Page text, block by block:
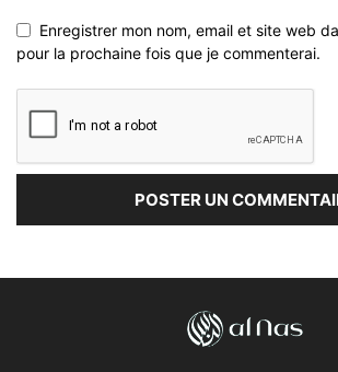
Enregistrer mon nom, email et site web
pour la prochaine fois que je commenterai.